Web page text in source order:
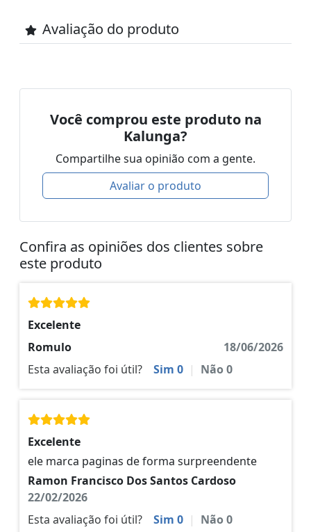
Avaliação do produto
Você comprou este produto na
Kalunga?
Compartilhe sua opinião com a gente.
Avaliar o produto
Confira as opiniões dos clientes sobre
este produto
Excelente
Romulo
18/06/2026
Esta avaliação foi útil?
Sim 0 | Não0
Excelente
ele marca paginas de forma surpreendente
Ramon Francisco Dos Santos Cardoso
22/02/2026
Esta avaliação foi útil?
Sim 0 | Não0